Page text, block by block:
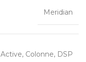
Meridian
Active, Colonne, DSP